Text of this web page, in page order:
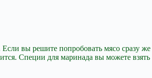
Если вы решите попробовать мясо сразу же
Специи для маринада вы можете взять